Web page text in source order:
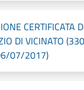
CERTIFICATA
DI VICINATO
07/2017)